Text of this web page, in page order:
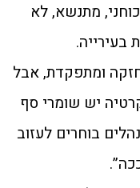
מתנשא, לא
ומתפקדת, אבל
יש שומרי סף
בוחרים לעזוב